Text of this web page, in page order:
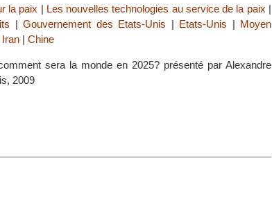
la paix | Les nouvelles technologies au service de la paix |
| Gouvernement des Etats-Unis | Etats-Unis | Moyen
Iran | Chine
sera la monde en 2025? présenté par Alexandre
2009